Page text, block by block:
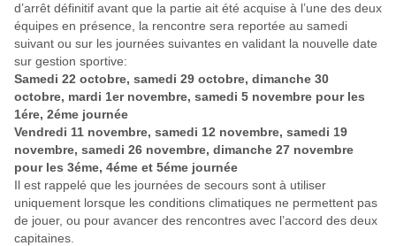
d’arrêt définitif avant que la partie ait été acquise à l’une des deux
équipes en présence, la rencontre sera reportée au samedi
suivant ou sur les journées suivantes en validant la nouvelle date
sur gestion sportive:
Samedi 22 octobre, samedi 29 octobre, dimanche 30
octobre, mardi 1er novembre, samedi 5 novembre pour les
1ére, 2éme journée
Vendredi 11 novembre, samedi 12 novembre, samedi 19
novembre, samedi 26 novembre, dimanche 27 novembre
pour les 3éme, 4éme et 5éme journée
Il est rappelé que les journées de secours sont à utiliser
uniquement lorsque les conditions climatiques ne permettent pas
de jouer, ou pour avancer des rencontres avec l’accord des deux
capitaines.